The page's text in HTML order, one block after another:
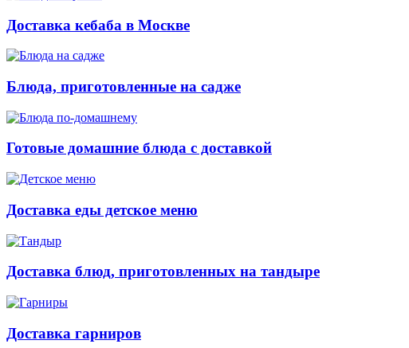
Доставка кебаба в Москве
Блюда, приготовленные на садже
Готовые домашние блюда с доставкой
Доставка еды детское меню
Доставка блюд, приготовленных на тандыре
Доставка гарниров